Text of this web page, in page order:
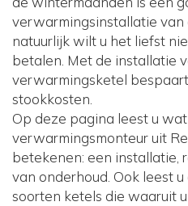
verwarmingsinstallatie van
natuurlijk wilt u het liefst
betalen. Met de installatie
verwarmingsketel
stookkosten.
Op deze pagina leest u
verwarmingsmonteur uit
betekenen: een installatie,
van onderhoud. Ook leest
soorten ketels die waaruit